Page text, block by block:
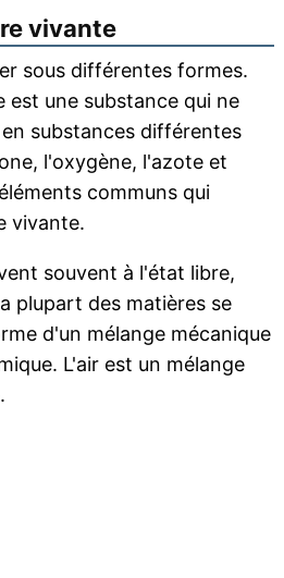
vivante
sous différentes formes.
est une substance qui ne
substances différentes
l'oxygène, l'azote et
communs qui
vivante.
souvent à l'état libre,
plupart des matières se
d'un mélange mécanique
L'air est un mélange